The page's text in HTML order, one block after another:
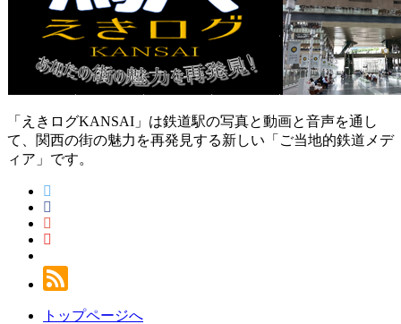
「えきログKANSAI」は鉄道駅の写真と動画と音声を通し
て、関西の街の魅力を再発見する新しい「ご当地的鉄道メデ
ィア」です。
トップページへ